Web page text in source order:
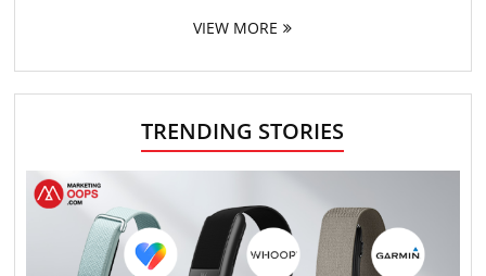
VIEW MORE
TRENDING STORIES